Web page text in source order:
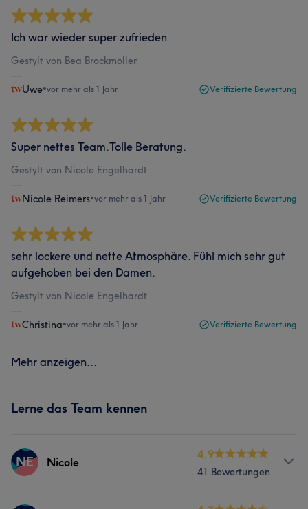
Ich war wieder super zufrieden
Gestylt von Bea Brockmöller
Uwe•vor mehr als 1 Jahr Verifizierte Bewertung
Super nettes Team.Tolle Beratung.
Gestylt von Nicole Engelhardt
Nicole Reimers•vor mehr als 1 Jahr Verifizierte Bewertung
sehr lockere und nette Atmosphäre. Fühl mich sehr gut
aufgehoben bei den Damen.
Gestylt von Nicole Engelhardt
Christina•vor mehr als 1 Jahr Verifizierte Bewertung
Mehr anzeigen...
Lerne das Team kennen
NE Nicole
4.9
41 Bewertungen